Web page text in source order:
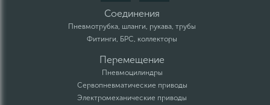
Соединения
Пневмотрубка, шланги, рукава, трубы
Фитинги, БРС, коллекторы
Перемещение
Пневмоцилиндры
Сервопневматические приводы
Электромеханические приводы